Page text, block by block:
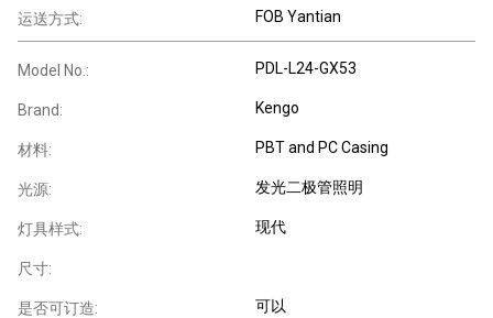
运送方式: FOB Yantian
Model No.: PDL-L24-GX53
Brand: Kengo
材料: PBT and PC Casing
光源: 发光二极管照明
灯具样式: 现代
尺寸:
是否可订造: 可以